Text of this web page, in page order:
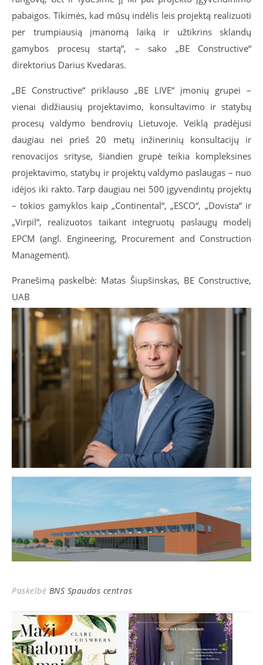
pabaigos. Tikimės, kad mūsų indėlis leis projektą realizuoti
per trumpiausią įmanomą laiką ir užtikrins sklandų
gamybos procesų startą“, – sako „BE Constructive“
direktorius Darius Kvedaras.
„BE Constructive“ priklauso „BE LIVE“ įmonių grupei –
vienai didžiausių projektavimo, konsultavimo ir statybų
procesų valdymo bendrovių Lietuvoje. Veiklą pradėjusi
daugiau nei prieš 20 metų inžinerinių konsultacijų ir
renovacijos srityse, šiandien grupė teikia kompleksines
projektavimo, statybų ir projektų valdymo paslaugas – nuo
idėjos iki rakto. Tarp daugiau nei 500 įgyvendintų projektų
– tokios gamyklos kaip „Continental“, „ESCO“, „Dovista“ ir
„Virpil“, realizuotos taikant integruotų paslaugų modelį
EPCM (angl. Engineering, Procurement and Construction
Management).
Pranešimą paskelbė: Matas Šiupšinskas, BE Constructive,
UAB
Paskelbė BNS Spaudos centras